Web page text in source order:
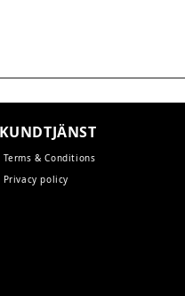
KUNDTJÄNST
Terms & Conditions
Privacy policy